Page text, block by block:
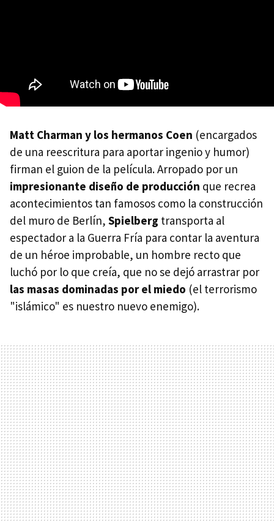
Matt Charman y los hermanos Coen (encargados
de una reescritura para aportar ingenio y humor)
firman el guion de la película. Arropado por un
impresionante diseño de producción que recrea
acontecimientos tan famosos como la construcción
del muro de Berlín, Spielberg transporta al
espectador a la Guerra Fría para contar la aventura
de un héroe improbable, un hombre recto que
luchó por lo que creía, que no se dejó arrastrar por
las masas dominadas por el miedo (el terrorismo
"islámico" es nuestro nuevo enemigo).